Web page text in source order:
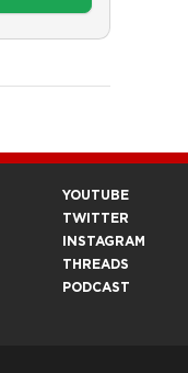
YOUTUBE
TWITTER
INSTAGRAM
THREADS
PODCAST